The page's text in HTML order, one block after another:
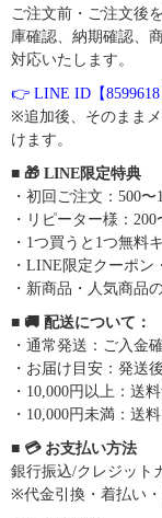
ご注文前・ご注文後
庫確認、納期確認、
対応いたします。
👉 LINE ID【8599618
※追加後、そのまま
けます。
■ 🎁 LINE限定特典
・初回ご注文：500〜
・リピーター様：200
・1つ買うと1つ無料
・LINE限定クーポン
・新商品・人気商品
■ 🚚 配送について：
・通常発送：ご入金
・お届け目安：発送
・10,000円以上：送
・10,000円未満：送
■ 💳 お支払い方法
銀行振込/クレジット
※代金引換・着払い・